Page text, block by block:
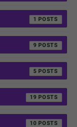
1
9
5
19
10